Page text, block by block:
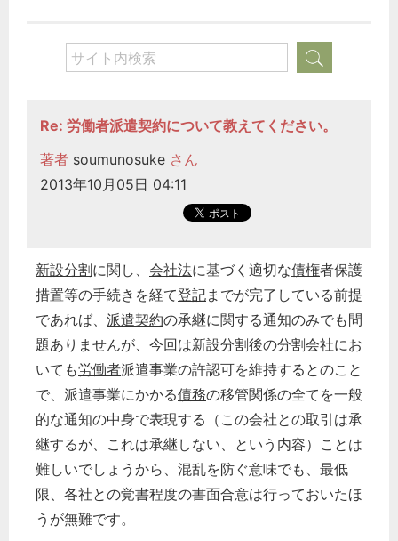
Re: 労働者派遣契約について教えてください。
著者 soumunosuke さん
2013年10月05日 04:11
新設分割に関し、 会社法に基づく適切な債権者保護
措置等の手続きを経て登記までが完了している前提
であれば、 派遣契約の承継に関する通知のみでも問
題ありませんが、今回は新設分割後の分割会社にお
いても労働者派遣事業の許認可を維持するとのこと
で、派遣事業にかかる債務の移管関係の全てを一般
的な通知の中身で表現する（この会社との取引は承
継するが、これは承継しない、という内容）ことは
難しいでしょうから、混乱を防ぐ意味でも、最低
限、各社との覚書程度の書面合意は行っておいたほ
うが無難です。